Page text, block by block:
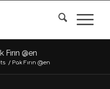
@en
/ Pak Fırın @en